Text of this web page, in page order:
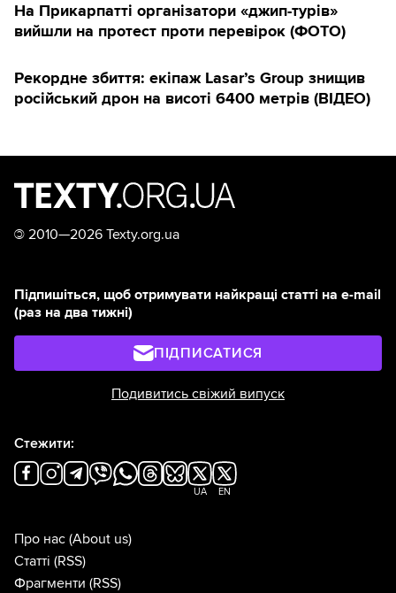
На Прикарпатті організатори «джип-турів»
вийшли на протест проти перевірок (ФОТО)
Рекордне збиття: екіпаж Lasar’s Group знищив
російський дрон на висоті 6400 метрів (ВІДЕО)
© 2010—2026 Texty.org.ua
Підпишіться, щоб отримувати найкращі статті на e-mail
(раз на два тижні)
ПІДПИСАТИСЯ
Подивитись свіжий випуск
Стежити:
UA EN
Про нас (About us)
Статті (RSS)
Фрагменти (RSS)